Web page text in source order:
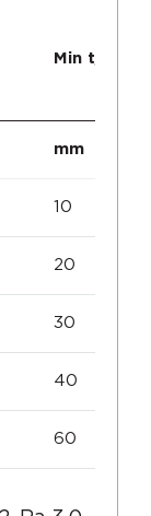
Min
mm
10
20
30
40
60